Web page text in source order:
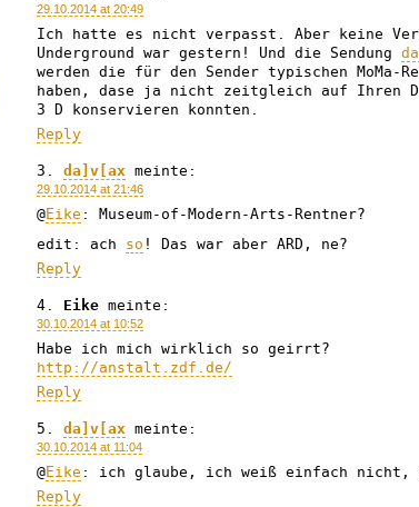
29.10.2014 at 20:49
Ich hatte es nicht verpasst. Aber keine
Underground war gestern! Und die Sendung
werden die für den Sender typischen MoMa-
haben, dase ja nicht zeitgleich auf Ihren
3 D konservieren konnten.
Reply
da]v[ax meinte:
29.10.2014 at 21:46
@Eike : Museum-of-Modern-Arts-Rentner?
edit: ach so ! Das war aber ARD, ne?
Reply
Eike meinte:
30.10.2014 at 10:52
Habe ich mich wirklich so geirrt?
http://anstalt.zdf.de/
Reply
da]v[ax meinte:
30.10.2014 at 11:04
@Eike : ich glaube, ich weiß einfach nicht,
Reply